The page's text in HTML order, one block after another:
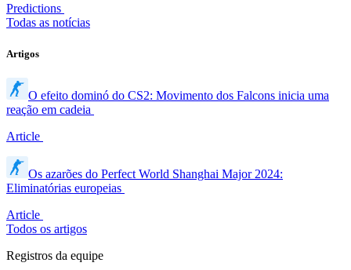
Predictions
Todas as notícias
Artigos
O efeito dominó do CS2: Movimento dos Falcons inicia uma
reação em cadeia
Article
Os azarões do Perfect World Shanghai Major 2024:
Eliminatórias europeias
Article
Todos os artigos
Registros da equipe